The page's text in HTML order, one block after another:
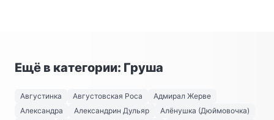
Ещё в категории: Груша
Августинка Августовская Роса
Адмирал Жерве
Александра
Александрин Дульяр
Алёнушка (Дюймовочка)